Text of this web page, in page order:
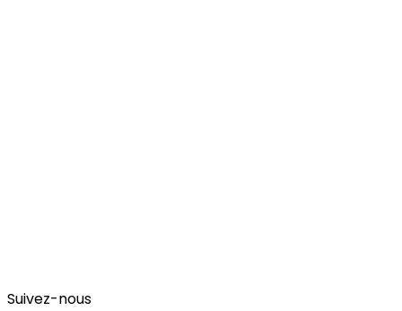
Suivez-nous